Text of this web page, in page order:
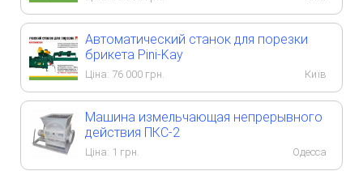
Автоматический станок для порезки
брикета Pini-Kay
Ціна: 76 000 грн. Київ
Машина измельчающая непрерывного
действия ПКС-2
Ціна: 1 грн. Одесса